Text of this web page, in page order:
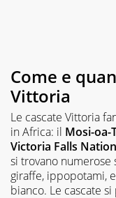
Come e
Vittoria
Le cascate Vittoria
in Africa: il Mosi-oa-
Victoria Falls
si trovano numerose
giraffe, ippopotami,
bianco. Le cascate